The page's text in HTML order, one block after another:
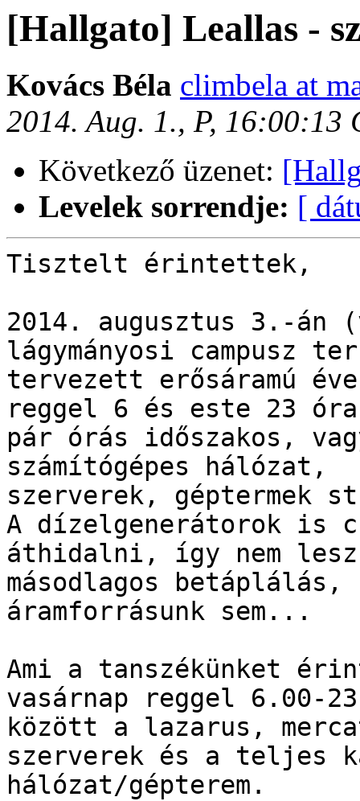
[Hallgato] Leallas -
Kovács Béla climbela at
2014. Aug. 1., P, 16:00:13
Következő üzenet:
Levelek sorrendje: [
Tisztelt érintettek,
2014. augusztus 3.-án
lágymányosi campusz
tervezett erősáramú
reggel 6 és este 23
pár órás időszakos,
számítógépes hálózat,
szerverek, géptermek
A dízelgenerátorok is
áthidalni, így nem
másodlagos betáplálás,
áramforrásunk sem...
Ami a tanszékünket
vasárnap reggel 6.00-
között a lazarus,
szerverek és a teljes
hálózat/gépterem.